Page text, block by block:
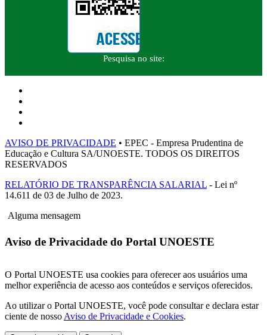
Pesquisa no site:
AVISO DE PRIVACIDADE • EPEC - Empresa Prudentina de
Educação e Cultura SA/UNOESTE. TODOS OS DIREITOS
RESERVADOS
RELATÓRIO DE TRANSPARÊNCIA SALARIAL - Lei nº
14.611 de 03 de Julho de 2023.
Alguma mensagem
Aviso de Privacidade do Portal UNOESTE
O Portal UNOESTE usa cookies para oferecer aos usuários uma
melhor experiência de acesso aos conteúdos e serviços oferecidos.
Ao utilizar o Portal UNOESTE, você pode consultar e declara estar
ciente de nosso Aviso de Privacidade e Cookies.